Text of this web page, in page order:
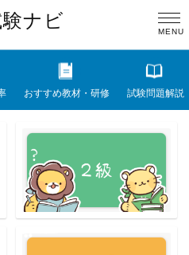
ナビ
おすすめ教材・研修 試験問題解説